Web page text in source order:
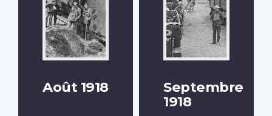
Août 1918
Septembre
1918